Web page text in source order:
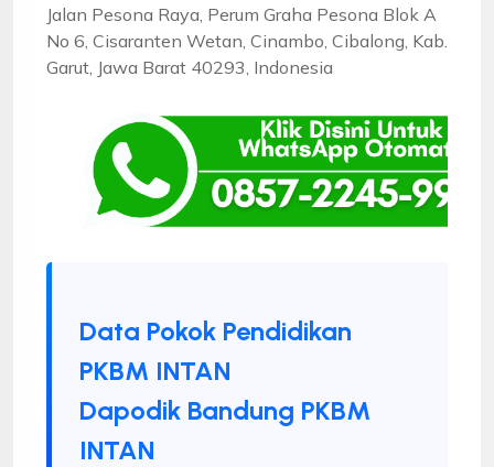
Jalan Pesona Raya, Perum Graha Pesona Blok A
No 6, Cisaranten Wetan, Cinambo, Cibalong, Kab.
Garut, Jawa Barat 40293, Indonesia
Data Pokok Pendidikan
PKBM INTAN
Dapodik Bandung PKBM
INTAN